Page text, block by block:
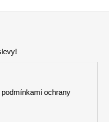
podmínkami ochrany